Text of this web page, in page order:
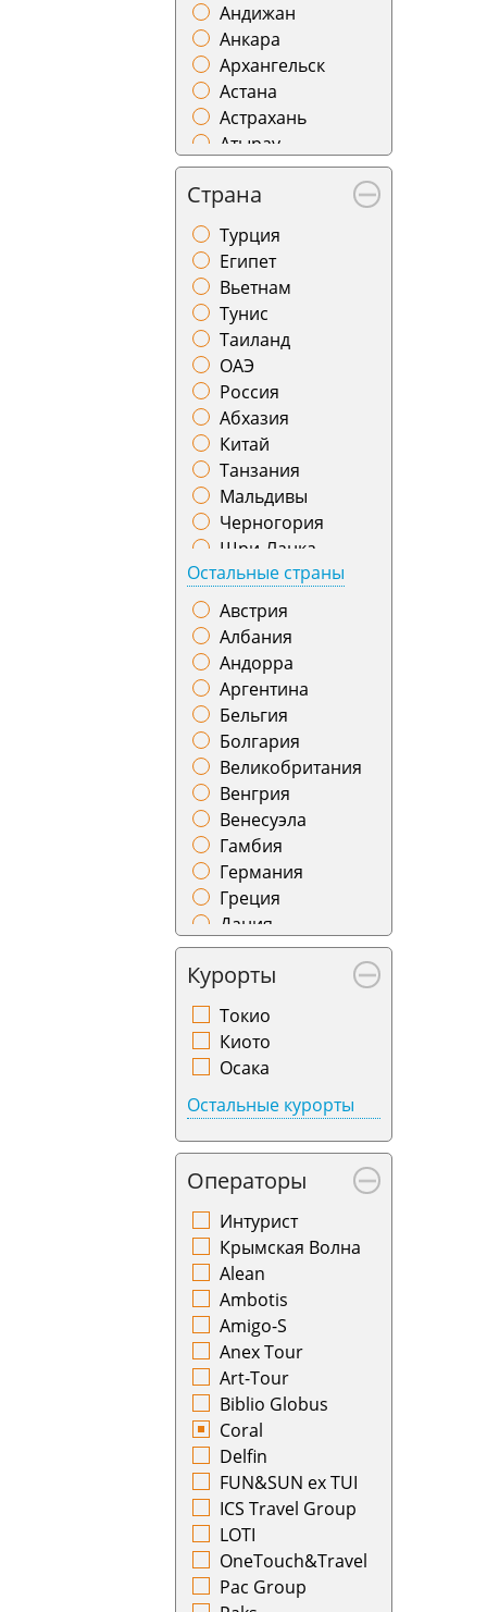
Андижан
Анкара
Архангельск
Астана
Астрахань
Атырау
Баку
Барнаул
Бишкек
Благовещенск
Бодрум
Братск
Брест
Бугульма
Бухара
Варшава
Великий Устюг
Витебск
Владивосток
Владикавказ
Воронеж
Геленджик
Гомель
Горно-Алтайск
Грозный
Гянджа
Даламан
Душанбе
Ереван
Иваново
Ижевск
Измир
Иркутск
Йошкар-Ола
Калининград
Калуга
Камчатка
Караганда
Кемерово
Краснодар
Красноярск
Курск
Кутаиси
Кызыл
Ленкорань
Магадан
Магнитогорск
Махачкала
Минеральные
Воды
Минск
Мурманск
Набережные
Челны
Назрань
Нальчик
Нарьян-Мар
Нахичевань
Страна
Турция
Египет
Вьетнам
Тунис
Таиланд
ОАЭ
Россия
Абхазия
Китай
Танзания
Мальдивы
Черногория
Шри-Ланка
Индонезия
Грузия
Индия
Азербайджан
Бахрейн
Беларусь
Армения
Остальные страны
Австрия
Албания
Андорра
Аргентина
Бельгия
Болгария
Великобритания
Венгрия
Венесуэла
Гамбия
Германия
Греция
Дания
Доминикана
Израиль
Ирландия
Испания
Италия
Казахстан
Катар
Кения
Кипр
Киргизия
Коста-Рика
Куба
Латвия
Литва
Люксембург
Маврикий
Малайзия
Мальта
Марокко
Мексика
Монако
Нидерланды
Норвегия
Оман
Курорты
Токио
Киото
Осака
Остальные курорты
Операторы
Интурист
Крымская Волна
Alean
Ambotis
Amigo-S
Anex Tour
Art-Tour
Biblio Globus
Coral
Delfin
FUN&SUN ex TUI
ICS Travel Group
LOTI
OneTouch&Travel
Pac Group